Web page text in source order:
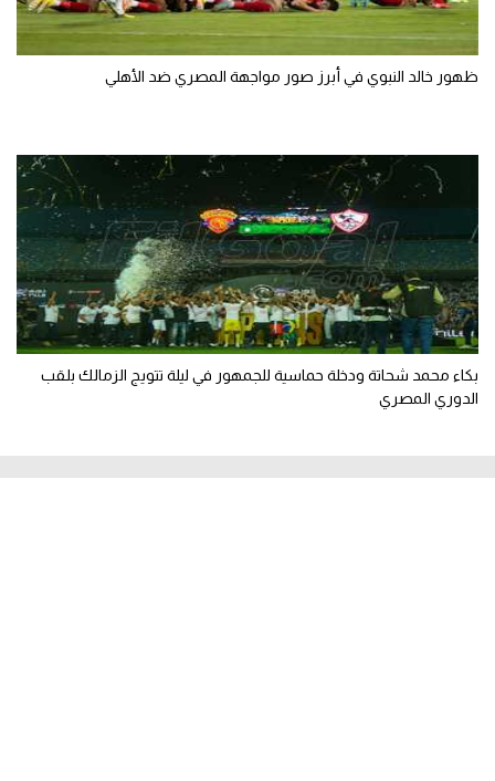
ظهور خالد النبوي في أبرز صور مواجهة المصري ضد الأهلي
بكاء محمد شحاتة ودخلة حماسية للجمهور في ليلة تتويج الزمالك بلقب
الدوري المصري